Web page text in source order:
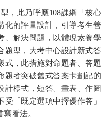
，此乃呼應108課綱「核心
化的評量設計，引導考生善
、解決問題，以體現素養學
題型，大考中心設計新式答
式，此措施對命題者、答題
題者突破舊式答案卡劃記的
計樣式，短答、畫表、作圖
「既定選項中擇優作答」
看法。